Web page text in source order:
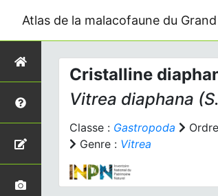
Atlas de la malacofaune du
Cristalline
Vitrea diaphana
Classe : Gastropoda
Genre : Vitrea